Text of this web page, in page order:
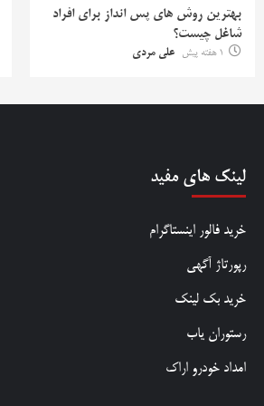
بهترین روش‌ های پس‌ انداز برای افراد
شاغل چیست؟
1 هفته پیش علی مردی
لینک های مفید
خرید فالور اینستاگرام
رپورتاژ آگهی
خرید بک لینک
رستوران یاب
امداد خودرو اراک